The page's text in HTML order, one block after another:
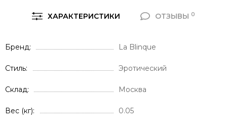
ХАРАКТЕРИСТИКИ ОТЗЫВЫ 0
Бренд La Blinque
Стиль Эротический
Склад Москва
Вес (кг) 0.05